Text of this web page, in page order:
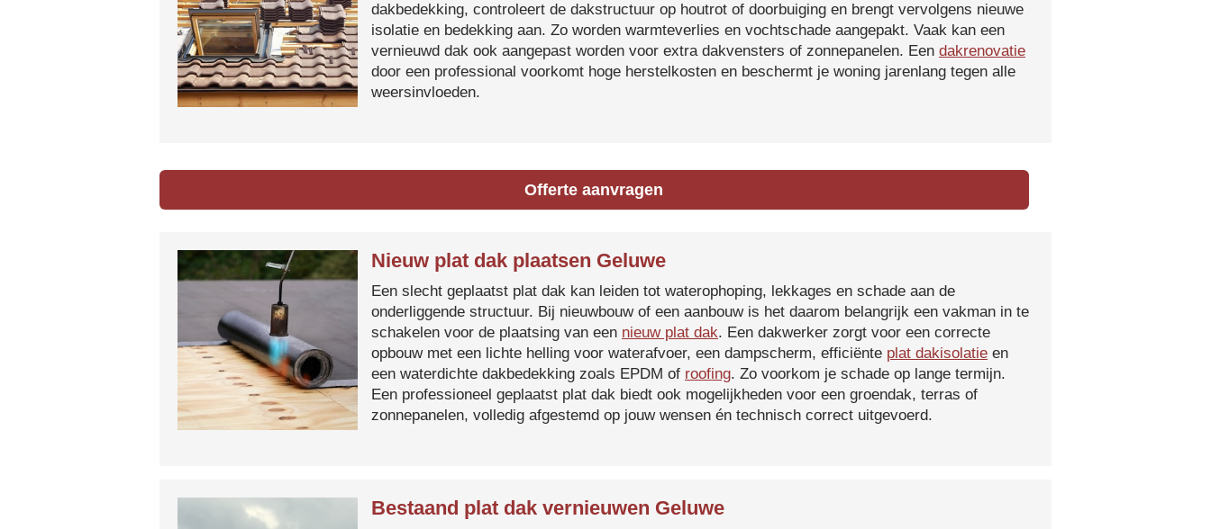
dakbedekking, controleert de dakstructuur op houtrot of doorbuiging en brengt vervolgens nieuwe
isolatie en bedekking aan. Zo worden warmteverlies en vochtschade aangepakt. Vaak kan een
vernieuwd dak ook aangepast worden voor extra dakvensters of zonnepanelen. Een dakrenovatie
door een professional voorkomt hoge herstelkosten en beschermt je woning jarenlang tegen alle
weersinvloeden.
Offerte aanvragen
Nieuw plat dak plaatsen Geluwe
Een slecht geplaatst plat dak kan leiden tot waterophoping, lekkages en schade aan de
onderliggende structuur. Bij nieuwbouw of een aanbouw is het daarom belangrijk een vakman in te
schakelen voor de plaatsing van een nieuw plat dak. Een dakwerker zorgt voor een correcte
opbouw met een lichte helling voor waterafvoer, een dampscherm, efficiënte plat dakisolatie en
een waterdichte dakbedekking zoals EPDM of roofing. Zo voorkom je schade op lange termijn.
Een professioneel geplaatst plat dak biedt ook mogelijkheden voor een groendak, terras of
zonnepanelen, volledig afgestemd op jouw wensen én technisch correct uitgevoerd.
Bestaand plat dak vernieuwen Geluwe